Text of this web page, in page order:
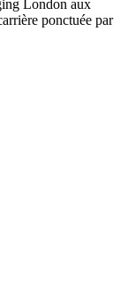
London aux
ponctuée par